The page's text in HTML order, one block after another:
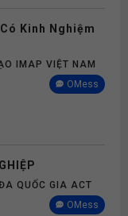
Kinh Nghiệm
IMAP VIỆT NAM
OMess
QUỐC GIA ACT
OMess